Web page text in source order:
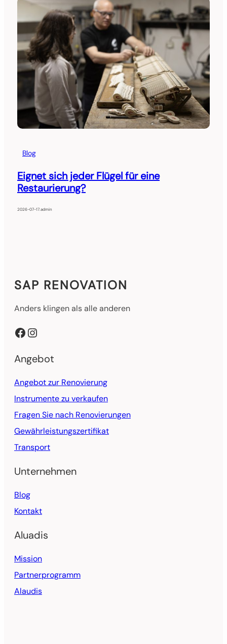
Blog
Eignet sich jeder Flügel für eine
Restaurierung?
2026-07-17.admin
SAP RENOVATION
Anders klingen als alle anderen
Facebook Instagram
Angebot
Angebot zur Renovierung
Instrumente zu verkaufen
Fragen Sie nach Renovierungen
Gewährleistungszertifikat
Transport
Unternehmen
Blog
Kontakt
Aluadis
Mission
Partnerprogramm
Alaudis